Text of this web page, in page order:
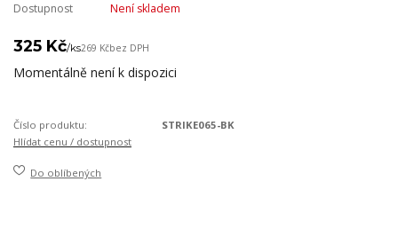
Dostupnost Není skladem
325 Kč/ks269 Kčbez DPH
Momentálně není k dispozici
Číslo produktu:
STRIKE065-BK
Hlídat cenu / dostupnost
Do oblíbených